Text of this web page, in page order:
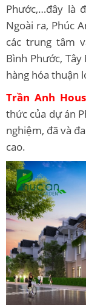
Phước,…đây là
Ngoài ra, Phúc
các trung tâm
Bình Phước,
hàng hóa thuận
Trần Anh
thức của dự án
nghiệm, đã và
cao.